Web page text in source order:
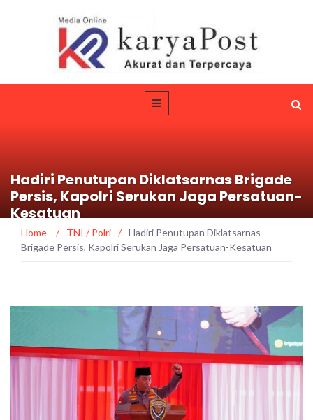
Hadiri Penutupan Diklatsarnas Brigade
Persis, Kapolri Serukan Jaga Persatuan-
Kesatuan
Home / TNI / Polri / Hadiri Penutupan Diklatsarnas
Brigade Persis, Kapolri Serukan Jaga Persatuan-Kesatuan